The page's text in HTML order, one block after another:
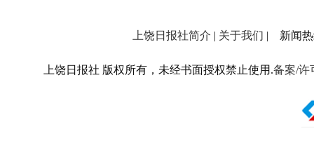
上饶日报社简介 | 关于我们 | 新闻热
上饶日报社 版权所有，未经书面授权禁止使用.备案/许